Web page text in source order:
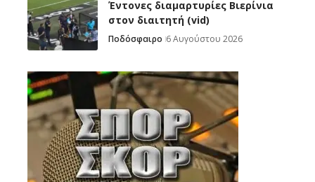
Έντονες διαμαρτυρίες Βιερίνια
στον διαιτητή (vid)
Ποδόσφαιρο 6 Αυγούστου 2026